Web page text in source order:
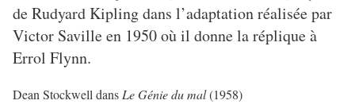
de Rudyard Kipling dans l’adaptation réalisée par
Victor Saville en 1950 où il donne la réplique à
Errol Flynn.
Dean Stockwell dans Le Génie du mal(1958)